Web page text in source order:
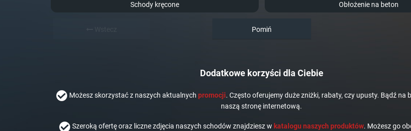
Schody kręcone Obłożenie na beton
Pomiń
Dodatkowe korzyści dla Ciebie
Możesz skorzystać z naszych aktualnych promocji. Często oferujemy duże zniżki, rabaty, czy upusty. Bądź na
naszą stronę internetową.
Szeroką ofertę oraz liczne zdjęcia naszych schodów znajdziesz w katalogu naszych produktów. Możesz go